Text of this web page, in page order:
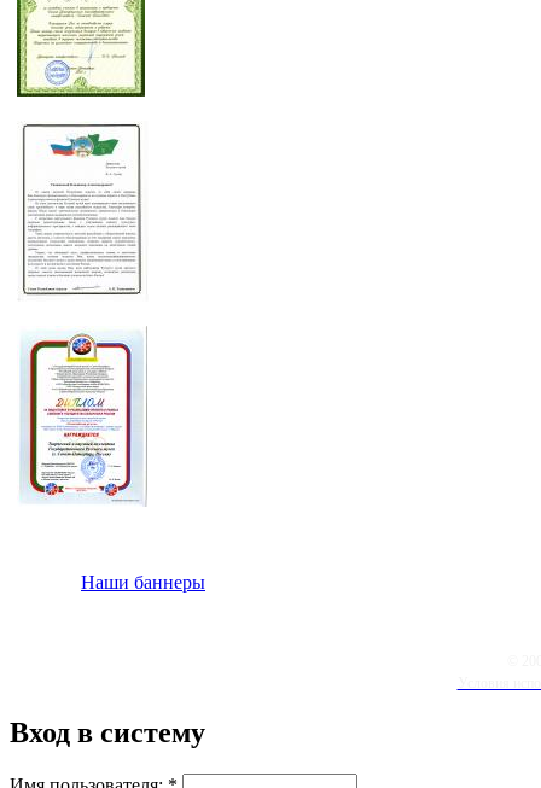
Наши баннеры
Вход в систему